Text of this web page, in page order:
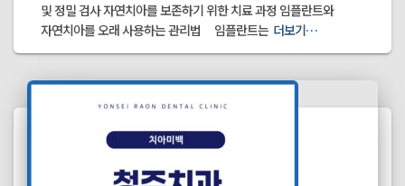
및 정밀 검사 자연치아를 보존하기 위한 치료 과정 임플란트와
자연치아를 오래 사용하는 관리법 임플란트는 더보기…